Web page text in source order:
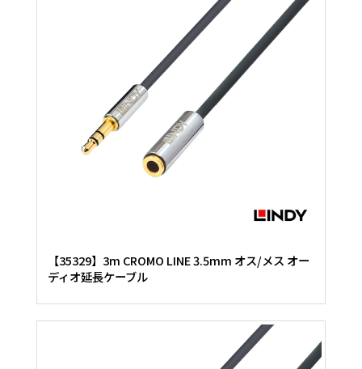
【35329】3m CROMO LINE 3.5mm オス/メス オー
ディオ延長ケーブル